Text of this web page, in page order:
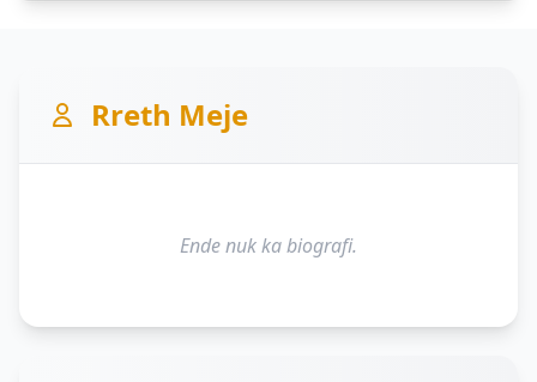
Rreth Meje
Ende nuk ka biografi.